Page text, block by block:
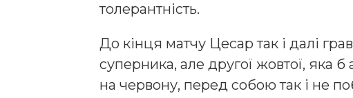
толерантність.
До кінця матчу Цесар так і далі
суперника, але другої жовтої, яка
на червону, перед собою так і не